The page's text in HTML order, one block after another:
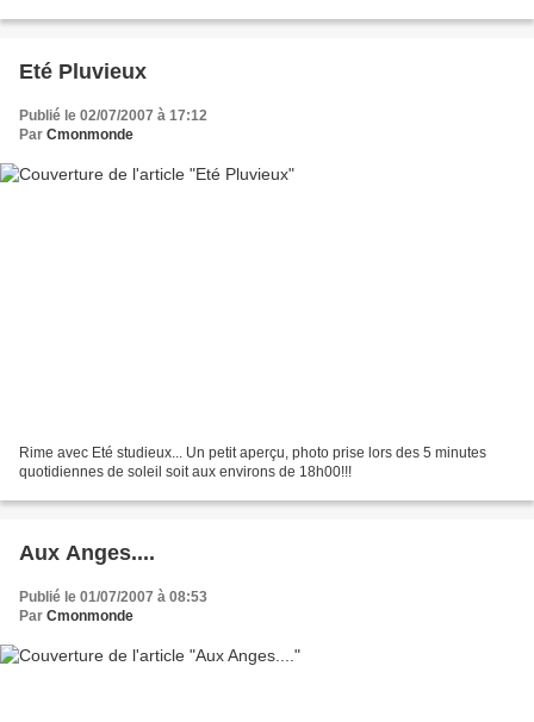
Eté Pluvieux
Publié le 02/07/2007 à 17:12
Par Cmonmonde
Rime avec Eté studieux... Un petit aperçu, photo prise lors des 5 minutes
quotidiennes de soleil soit aux environs de 18h00!!!
Aux Anges....
Publié le 01/07/2007 à 08:53
Par Cmonmonde